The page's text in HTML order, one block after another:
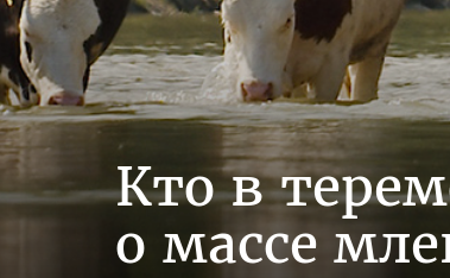
Кто в
о массе